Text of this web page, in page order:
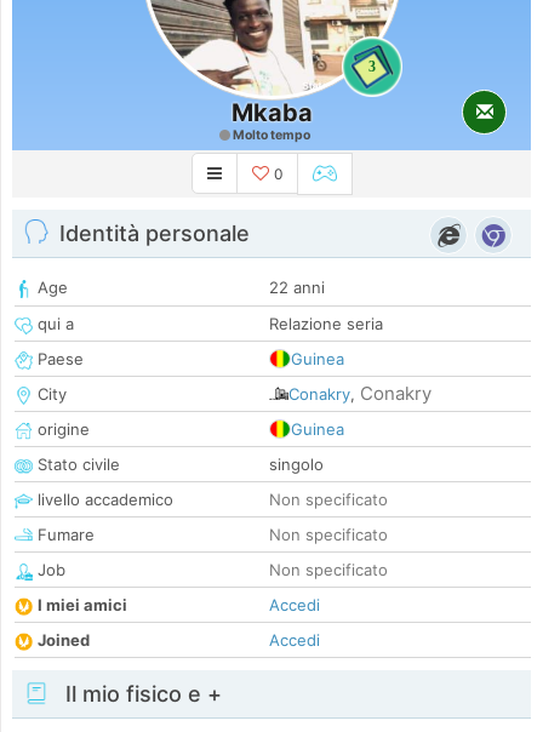
3
Mkaba
Molto tempo
0
Identità personale
Age
22 anni
qui a
Relazione seria
Paese
Guinea
City
Conakry, Conakry
origine
Guinea
Stato civile
singolo
livello accademico
Non specificato
Fumare
Non specificato
Job
Non specificato
I miei amici
Accedi
Joined
Accedi
Il mio fisico e +